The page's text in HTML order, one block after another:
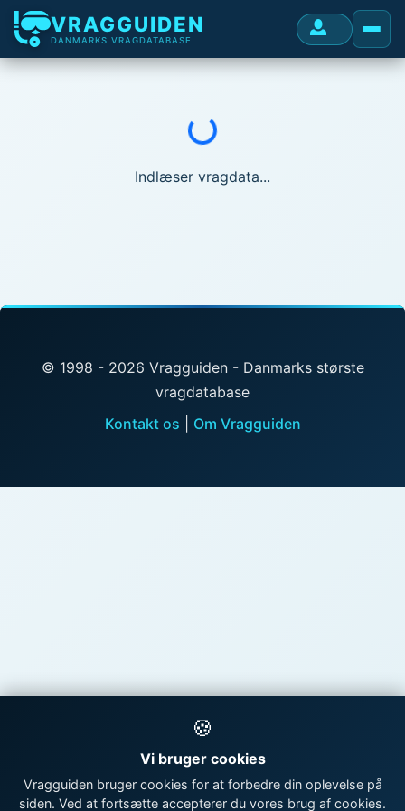
VRAGGUIDEN
DANMARKS VRAGDATABASE
Indlæser...
Indlæser vragdata...
© 1998 - 2026 Vragguiden - Danmarks største
vragdatabase
Kontakt os
Om Vragguiden
🍪
Vi bruger cookies
Vragguiden bruger cookies for at forbedre din oplevelse på
siden. Ved at fortsætte accepterer du vores brug af cookies.